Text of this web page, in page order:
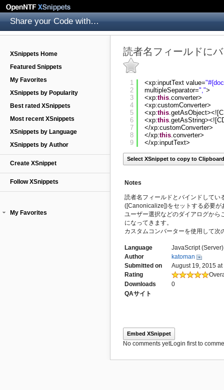
Share your Code with others
XSnippets Home
Featured Snippets
My Favorites
XSnippets by Popularity
Best rated XSnippets
Most recent XSnippets
XSnippets by Language
XSnippets by Author
Create XSnippet
Follow XSnippets
My Favorites
読者名フィールドに
1
2
3
4
5
6
7
8
9
<xp:inputText value=
multipleSeparator=",">
<xp:this.converter>
<xp:customConverter>
<xp:this
<xp:this
</xp:customConverter>
</xp:this.converter>
</xp:inputText>
Select XSnippet to copy to Clipboard
Notes
読者名フィールドとバインドしてい
([Canonicalize])をセットする必要が
ユーザー選択などのダイアログから
になってきます。
カスタムコンバーターを使用して次
Language
JavaScript (Server)
Author
katoman
Submitted on
August 19, 2015 at
Rating
Downloads
0
QAサイト
Embed XSnippet
No comments yetLogin first to